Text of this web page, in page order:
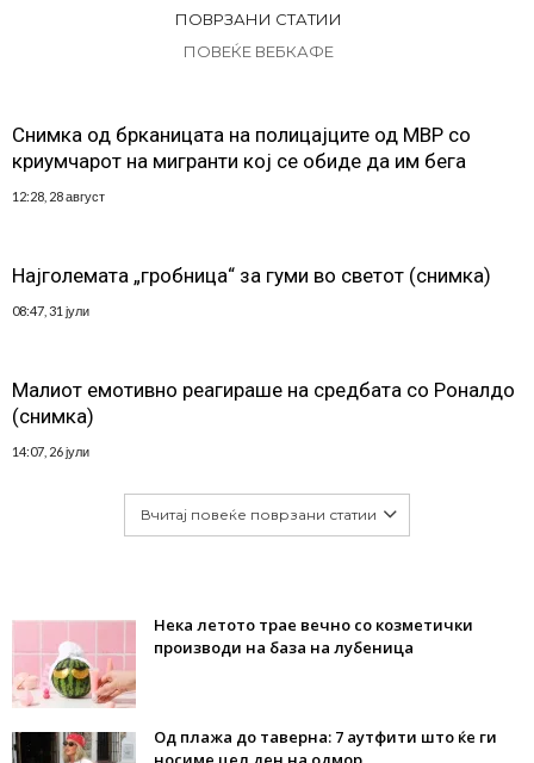
ПОВРЗАНИ СТАТИИ
ПОВЕЌЕ ВЕБКАФЕ
Снимка од брканицата на полицајците од МВР со
криумчарот на мигранти кој се обиде да им бега
12:28, 28 август
Најголемата „гробница“ за гуми во светот (снимка)
08:47, 31 јули
Малиот емотивно реагираше на средбата со Роналдо
(снимка)
14:07, 26 јули
Вчитај повеќе поврзани статии
Нека летото трае вечно со козметички
производи на база на лубеница
Од плажа до таверна: 7 аутфити што ќе ги